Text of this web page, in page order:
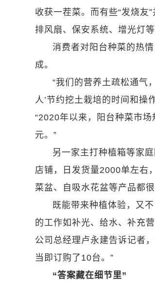
收获一茬菜。而有些“发烧友
排风扇、保安系统、增光灯
消费者对阳台种菜的热
成。
“我们的营养土疏松通气
人’节约挖土栽培的时间和操
“2020年以来，阳台种菜市
元。”
另一家主打种植箱等家
店铺，日发货量2000单左右
菜盆、自吸水花盆等产品都
既能带来种植体验，又
的工作如补光、给水、补充
公司总经理卢永建告诉记者
当即订购了10台。”
“答案藏在细节里”